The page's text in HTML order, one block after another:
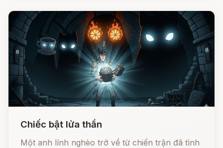
Chiếc bật lửa thần
Một anh lính nghèo trở về từ chiến trận đã tình